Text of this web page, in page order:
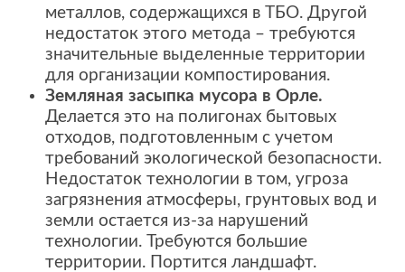
металлов, содержащихся в ТБО. Другой
недостаток этого метода – требуются
значительные выделенные территории
для организации компостирования.
Земляная засыпка мусора в Орле.
Делается это на полигонах бытовых
отходов, подготовленным с учетом
требований экологической безопасности.
Недостаток технологии в том, угроза
загрязнения атмосферы, грунтовых вод и
земли остается из-за нарушений
технологии. Требуются большие
территории. Портится ландшафт.